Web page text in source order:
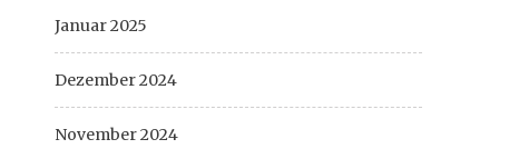
Januar 2025
Dezember 2024
November 2024